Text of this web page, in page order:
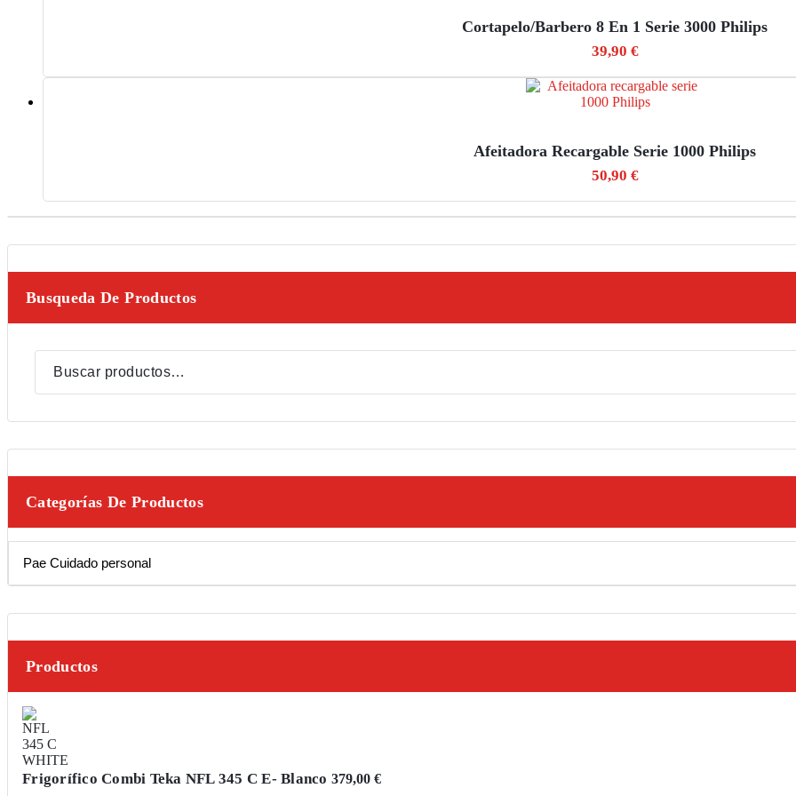
Cortapelo/barbero 8 En 1 Serie 3000 Philips
39,90 €
Afeitadora Recargable Serie 1000 Philips
50,90 €
Busqueda De Productos
Buscar
por:
Categorías De Productos
Productos
Frigorífico Combi Teka NFL 345 C E- Blanco 379,00 €